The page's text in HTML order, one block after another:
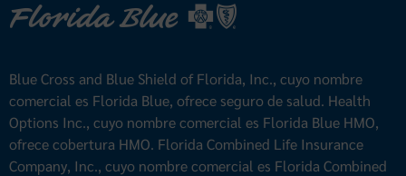
Blue Cross and Blue Shield of Florida, Inc., cuyo nombre
comercial es Florida Blue, ofrece seguro de salud. Health
Options Inc., cuyo nombre comercial es Florida Blue HMO,
ofrece cobertura HMO. Florida Combined Life Insurance
Company, Inc., cuyo nombre comercial es Florida Combined